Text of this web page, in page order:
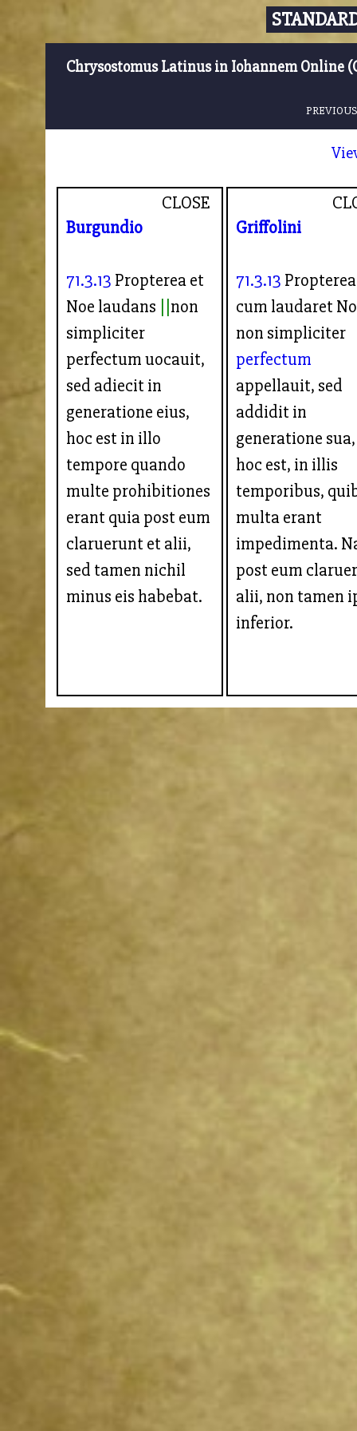
Chrysostomus Latinus in Iohannem Online
CLOSE
Burgundio
71.3.13 Propterea et
Noe laudans
non
simpliciter
perfectum uocauit,
sed adiecit in
generatione eius,
hoc est in illo
tempore quando
multe prohibitiones
erant quia post eum
claruerunt et alii,
sed tamen nichil
minus eis habebat.
Griffolini
71.3.13 Propterea
cum laudaret
non simpliciter
perfectum
appellauit, sed
addidit in
generatione sua,
hoc est, in illis
temporibus,
multa erant
impedimenta.
post eum
alii, non tamen
inferior.